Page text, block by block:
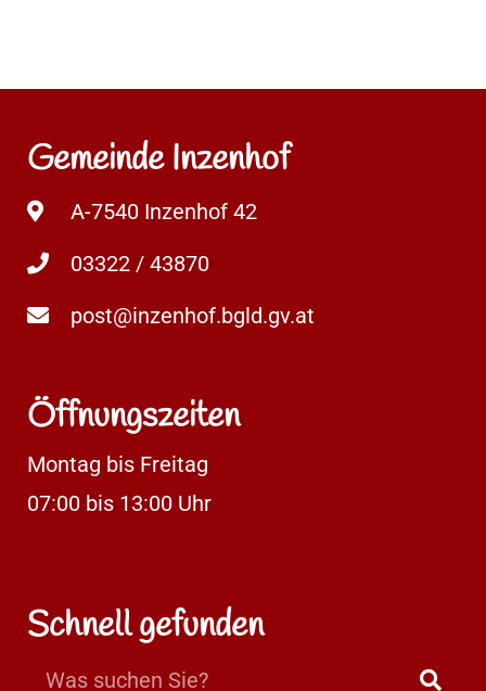
Gemeinde Inzenhof
A-7540 Inzenhof 42
03322 / 43870
post@inzenhof.bgld.gv.at
Öffnungszeiten
Montag bis Freitag
07:00 bis 13:00 Uhr
Schnell gefunden